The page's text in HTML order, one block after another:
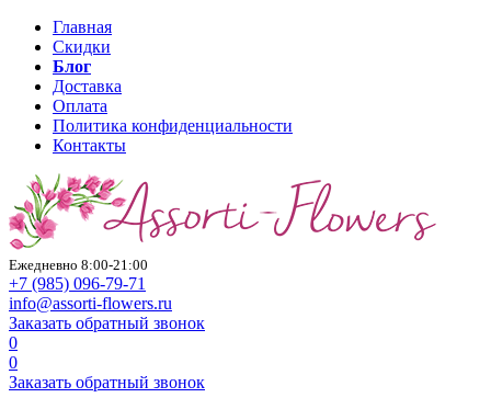
Главная
Скидки
Блог
Доставка
Оплата
Политика конфиденциальности
Контакты
Ежедневно 8:00-21:00
+7 (985) 096-79-71
info@assorti-flowers.ru
Заказать обратный звонок
0
0
Заказать обратный звонок